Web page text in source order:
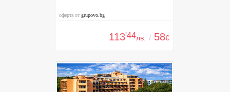
оферта отgrupovo.bg
113'44лв. / 58€